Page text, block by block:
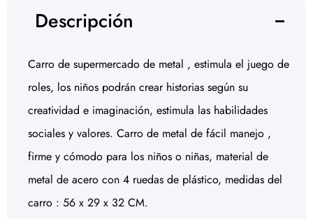
Descripción
Carro de supermercado de metal , estimula el juego de
roles, los niños podrán crear historias según su
creatividad e imaginación, estimula las habilidades
sociales y valores. Carro de metal de fácil manejo ,
firme y cómodo para los niños o niñas, material de
metal de acero con 4 ruedas de plástico, medidas del
carro : 56 x 29 x 32 CM.